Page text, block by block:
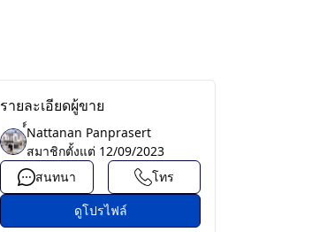
รายละเอียดผู้ขาย
์์Nattanan Panprasert
สมาชิกตั้งแต่ 12/09/2023
สนทนา
โทร
ดูโปรไฟล์